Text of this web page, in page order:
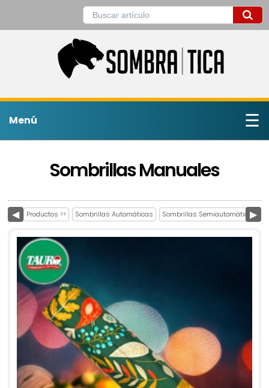
Menú ☰
Sombrillas Manuales
◀ Productos >> Sombrillas Automáticas Sombrillas Semiautomáticas
▶